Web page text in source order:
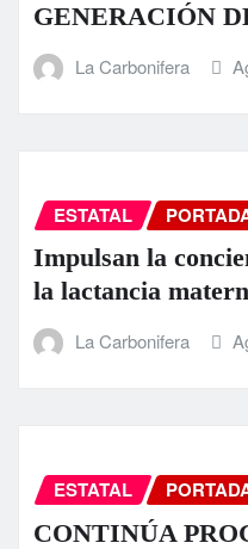
GENERACIÓN
La Carbonifera
ESTATAL
Impulsan la
la lactancia
La Carbonifera
ESTATAL
CONTINÚA